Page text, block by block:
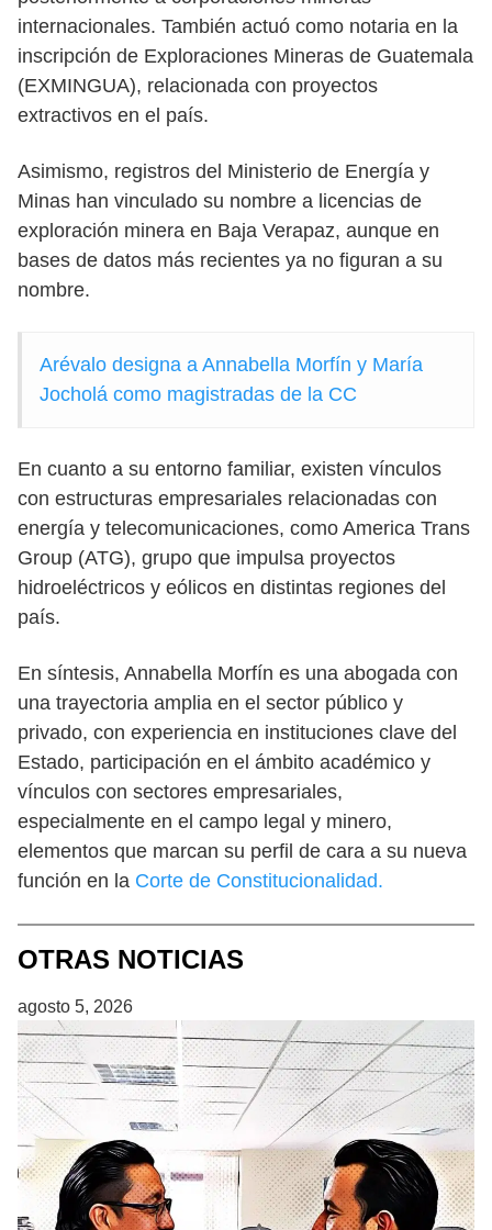
internacionales. También actuó como notaria en la
inscripción de Exploraciones Mineras de Guatemala
(EXMINGUA), relacionada con proyectos
extractivos en el país.
Asimismo, registros del Ministerio de Energía y
Minas han vinculado su nombre a licencias de
exploración minera en Baja Verapaz, aunque en
bases de datos más recientes ya no figuran a su
nombre.
Arévalo designa a Annabella Morfín y María
Jocholá como magistradas de la CC
En cuanto a su entorno familiar, existen vínculos
con estructuras empresariales relacionadas con
energía y telecomunicaciones, como America Trans
Group (ATG), grupo que impulsa proyectos
hidroeléctricos y eólicos en distintas regiones del
país.
En síntesis, Annabella Morfín es una abogada con
una trayectoria amplia en el sector público y
privado, con experiencia en instituciones clave del
Estado, participación en el ámbito académico y
vínculos con sectores empresariales,
especialmente en el campo legal y minero,
elementos que marcan su perfil de cara a su nueva
función en la Corte de Constitucionalidad.
OTRAS NOTICIAS
agosto 5, 2026